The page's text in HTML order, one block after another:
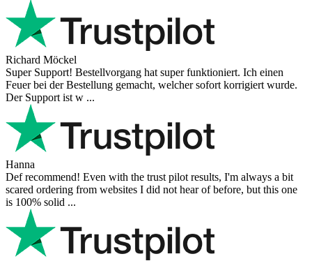
Richard Möckel
Super Support! Bestellvorgang hat super funktioniert. Ich einen
Feuer bei der Bestellung gemacht, welcher sofort korrigiert wurde.
Der Support ist w ...
Hanna
Def recommend! Even with the trust pilot results, I'm always a bit
scared ordering from websites I did not hear of before, but this one
is 100% solid ...